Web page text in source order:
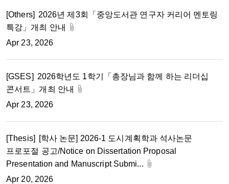
[Others] 2026년 제3회「중앙도서관 연구자 커리어 멘토링
특강」개최 안내
Apr 23, 2026
[GSES] 2026학년도 1학기「총장님과 함께 하는 리더십
콘서트」개최 안내
Apr 23, 2026
[Thesis]
[학사 논문] 2026-1 도시계획학과 석사논문
프로포절 공고/Notice on Dissertation Proposal
Presentation and Manuscript Submi...
Apr 20, 2026